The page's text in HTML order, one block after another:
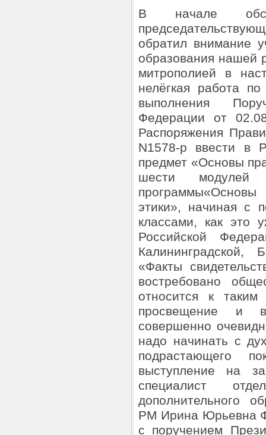
В начале
обратил внимание
образования нашей
митрополией в
нелёгкая работа
выполнения
Федерации от
Распоряжения
N1578-р ввести в
предмет «Основы
шести модулей
этики», начиная с
классами, как это
Российской
Калининградской,
«Факты
востребовано
относится к
просвещение и
совершенно
надо начинать с
подрастающего
выступление на
специалист
дополнительного
РМ Ирина Юрьевна
с поручением